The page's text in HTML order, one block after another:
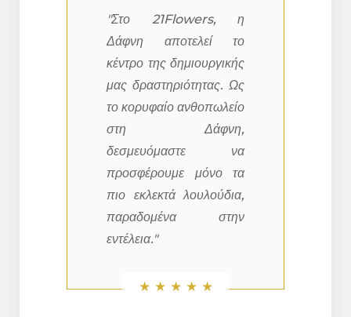
"Στο 21Flowers, η
Δάφνη αποτελεί το
κέντρο της δημιουργικής
μας δραστηριότητας. Ως
το κορυφαίο ανθοπωλείο
στη Δάφνη,
δεσμευόμαστε να
προσφέρουμε μόνο τα
πιο εκλεκτά λουλούδια,
παραδομένα στην
εντέλεια."